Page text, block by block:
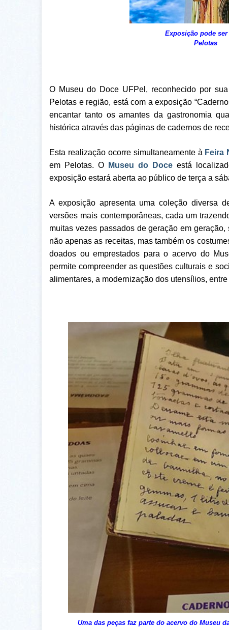
Exposição pode ser
O Museu do Doce UFPel, reconhecido por
Pelotas e região, está com a exposição
encantar tanto os amantes da gastronomia
histórica através das páginas de cadernos de
Esta realização ocorre simultaneamente à Feira
em Pelotas. O
Museu do Doceestá
exposição estará aberta ao público de terça a
A exposição apresenta uma coleção diversa
versões mais contemporâneas, cada um
muitas vezes passados de geração em
não apenas as receitas, mas também os
doados ou emprestados para o acervo do
permite compreender as questões culturais e
alimentares, a modernização dos utensílios,
Uma das peças faz parte do acervo do Museu